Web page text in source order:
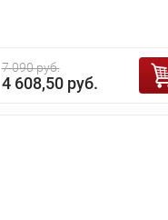
7 090 руб.
4 608,50 руб.